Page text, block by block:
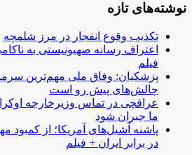
نوشته‌های تازه
تکذیب وقوع انفجار در مرز شلمچه
اعتراف رسانه صهیونیستی به
فیلم
پزشکیان: وفاق ملی مهم‌ترین
چالش‌های پیش رو است
عراقچی در تماس وزیرخارجه
ما جبران شود
پاشنه آشیل‌های آمریکا؛ از کمبود
در برابر ایران + فیلم